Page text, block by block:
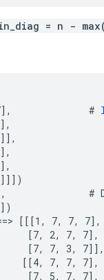
= n -
7],              #
#
[[[1, 7, 7,
[7, 2, 7, 7],
[7, 7, 3, 7]],
[[4, 7, 7, 7],
[7, 5, 7, 7],